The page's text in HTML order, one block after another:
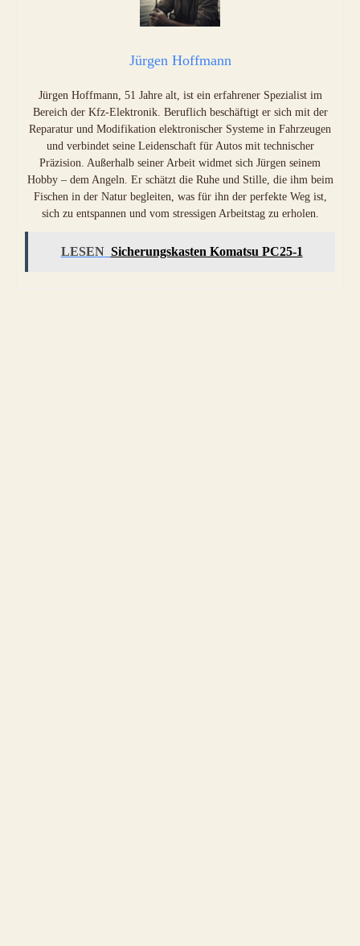
Jürgen Hoffmann
Jürgen Hoffmann, 51 Jahre alt, ist ein erfahrener Spezialist im
Bereich der Kfz-Elektronik. Beruflich beschäftigt er sich mit der
Reparatur und Modifikation elektronischer Systeme in Fahrzeugen
und verbindet seine Leidenschaft für Autos mit technischer
Präzision. Außerhalb seiner Arbeit widmet sich Jürgen seinem
Hobby – dem Angeln. Er schätzt die Ruhe und Stille, die ihm beim
Fischen in der Natur begleiten, was für ihn der perfekte Weg ist,
sich zu entspannen und vom stressigen Arbeitstag zu erholen.
LESEN Sicherungskasten Komatsu PC25-1